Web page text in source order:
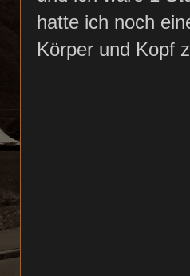
hatte ich noch
Körper und Kopf